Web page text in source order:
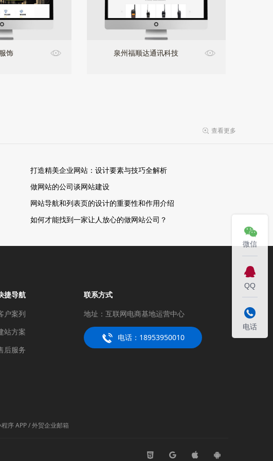
饰 泉州福顺达通讯科技
查看更多
打造精美企业网站：设计要素与技巧全解析
做网站的公司谈网站建设
网站导航和列表页的设计的重要性和作用介绍
如何才能找到一家让人放心的做网站公司？
捷导航
户案列
站方案
后服务
联系方式
地址：互联网电商基地运营中心
电话：18953950010
序 APP / 外贸企业邮箱

微信

QQ

电话